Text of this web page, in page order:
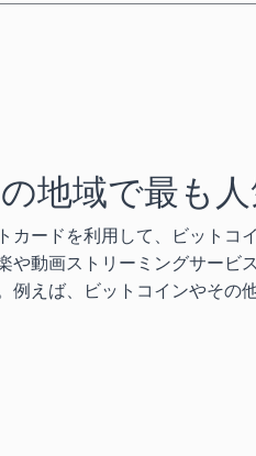
地域で最も
カードを利用して、ビットコ
や動画ストリーミングサービ
例えば、ビットコインやその